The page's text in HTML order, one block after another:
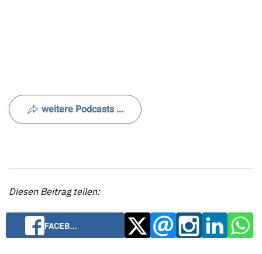
weitere Podcasts ...
Diesen Beitrag teilen:
FACEB…